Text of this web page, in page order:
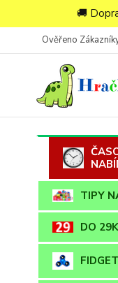
🚚
Ověřeno
TIPY
DO